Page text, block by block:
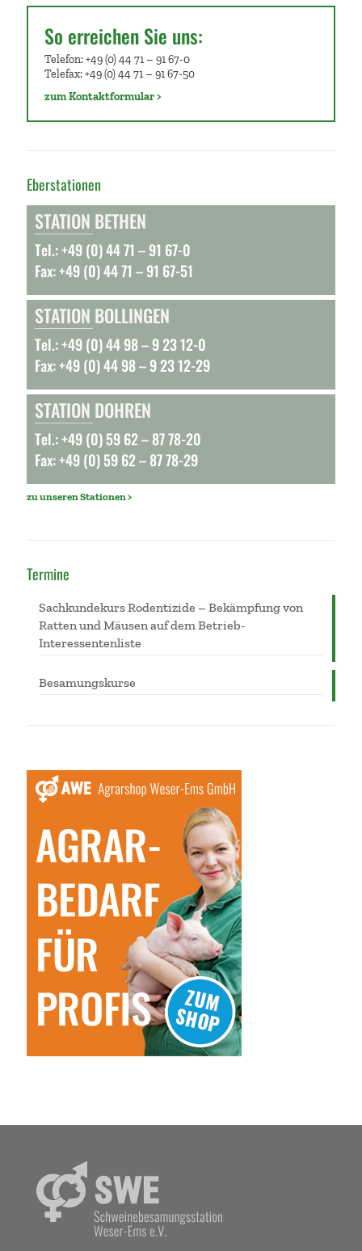
So erreichen Sie uns:
Telefon: +49 (0) 44 71 – 91 67-0
Telefax: +49 (0) 44 71 – 91 67-50
zum Kontaktformular >
Eberstationen
STATION BETHEN
Tel.: +49 (0) 44 71 – 91 67-0
Fax: +49 (0) 44 71 – 91 67-51
STATION BOLLINGEN
Tel.: +49 (0) 44 98 – 9 23 12-0
Fax: +49 (0) 44 98 – 9 23 12-29
STATION DOHREN
Tel.: +49 (0) 59 62 – 87 78-20
Fax: +49 (0) 59 62 – 87 78-29
zu unseren Stationen >
Termine
Sachkundekurs Rodentizide – Bekämpfung von
Ratten und Mäusen auf dem Betrieb-
Interessentenliste
Besamungskurse